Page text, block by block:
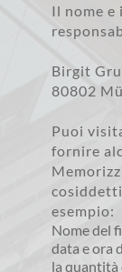
Il nome
Birgit
80802
Puoi
fornire
esempio:
Nome del
data e ora
la quantità